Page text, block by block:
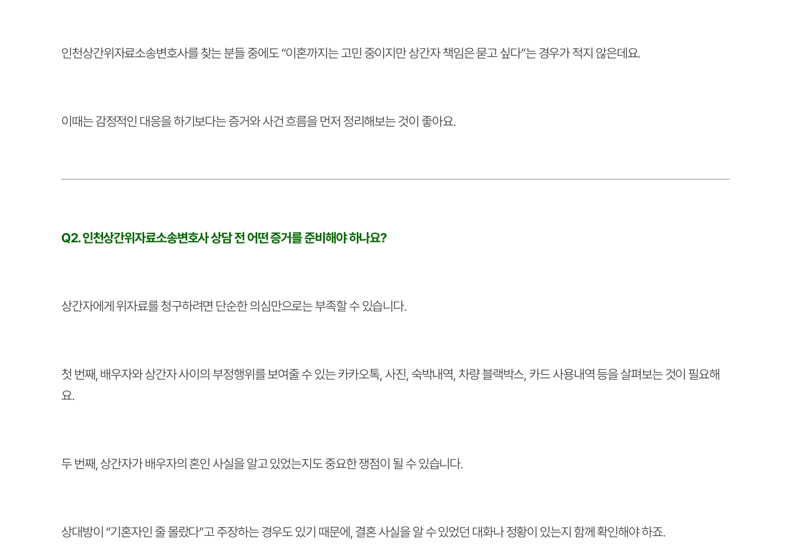
인천상간위자료소송변호사를 찾는 분들 중에도 “이혼까지는 고민 중이지만 상간자 책임은 묻고 싶다”는 경우가 적지 않은데요.
이때는 감정적인 대응을 하기보다는 증거와 사건 흐름을 먼저 정리해보는 것이 좋아요.
Q2. 인천상간위자료소송변호사 상담 전 어떤 증거를 준비해야 하나요?
상간자에게 위자료를 청구하려면 단순한 의심만으로는 부족할 수 있습니다.
첫 번째, 배우자와 상간자 사이의 부정행위를 보여줄 수 있는 카카오톡, 사진, 숙박내역, 차량 블랙박스, 카드 사용내역 등을 살펴보는 것이 필요해
요.
두 번째, 상간자가 배우자의 혼인 사실을 알고 있었는지도 중요한 쟁점이 될 수 있습니다.
상대방이 “기혼자인 줄 몰랐다”고 주장하는 경우도 있기 때문에, 결혼 사실을 알 수 있었던 대화나 정황이 있는지 함께 확인해야 하죠.